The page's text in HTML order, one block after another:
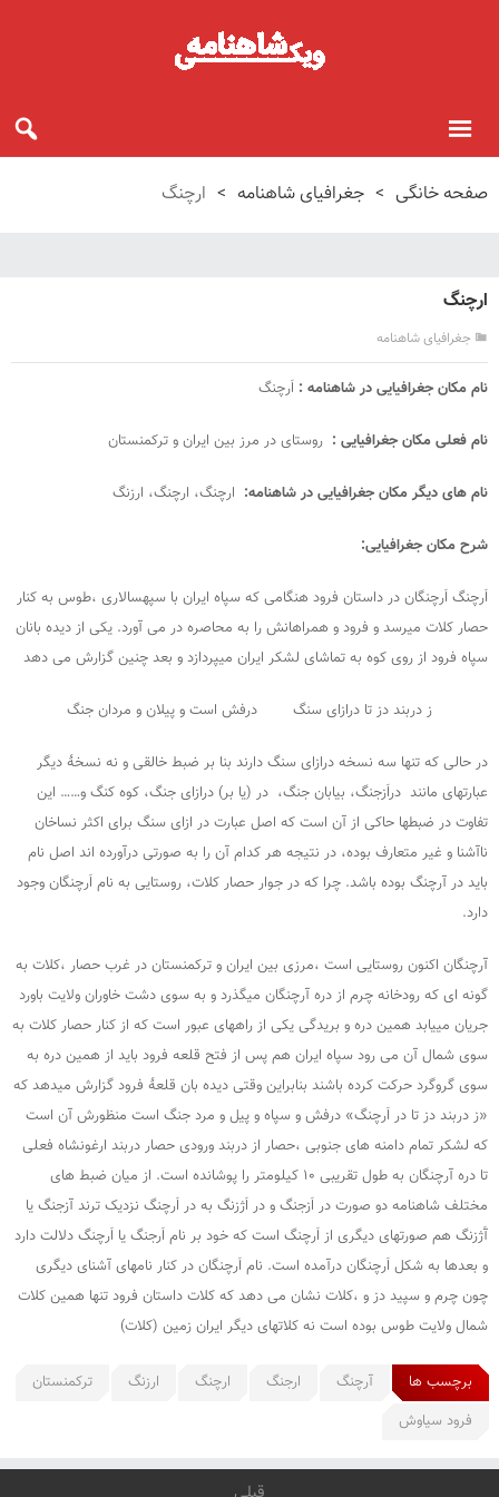
صفحه خانگی > جغرافیای شاهنامه > ارچنگ
ارچنگ
جغرافیای شاهنامه
نام مکان جغرافیایی در شاهنامه : اَرچنگ
نام فعلی مکان جغرافیایی : روستای در مرز بین ایران و ترکمنستان
نام های دیگر مکان جغرافیایی در شاهنامه: ارچنگ، ارچنگ، ارزنگ
شرح مکان جغرافیایی:
اَرچنگ اَرچنگان در داستان فرود هنگامی که سپاه ایران با سپهسالاری ،طوس به کنار
حصار کلات میرسد و فرود و همراهانش را به محاصره در می آورد. یکی از دیده بانان
سپاه فرود از روی کوه به تماشای لشکر ایران میپردازد و بعد چنین گزارش می دهد
ز دربند دز تا درازای سنگ درفش است و پیلان و مردان جنگ
در حالی که تنها سه نسخه درازای سنگ دارند بنا بر ضبط خالقی و نه نسخۀ دیگر
عبارتهای مانند دراَزجنگ، بیابان جنگ، در (یا بر) درازای جنگ، کوه کنگ و…… این
تفاوت در ضبطها حاکی از آن است که اصل عبارت در ازای سنگ برای اکثر نساخان
ناآشنا و غیر متعارف بوده، در نتیجه هر کدام آن را به صورتی درآورده اند اصل نام
باید در آرچنگ بوده باشد. چرا که در جوار حصار کلات، روستایی به نام اَرچنگان وجود
دارد.
آرچنگان اکنون روستایی است ،مرزی بین ایران و ترکمنستان در غرب حصار ،کلات به
گونه ای که رودخانه چرم از دره آرچنگان میگذرد و به سوی دشت خاوران ولایت باورد
جریان مییابد همین دره و بریدگی یکی از راههای عبور است که از کنار حصار کلات به
سوی شمال آن می رود سپاه ایران هم پس از فتح قلعه فرود باید از همین دره به
سوی گروگرد حرکت کرده باشند بنابراین وقتی دیده بان قلعۀ فرود گزارش میدهد که
«ز دربند دز تا در اَرچنگ» درفش و سپاه و پیل و مرد جنگ است منظورش آن است
که لشکر تمام دامنه های جنوبی ،حصار از دربند ورودی حصار دربند ارغونشاه فعلی
تا دره آرچنگان به طول تقریبی ۱۰ کیلومتر را پوشانده است. از میان ضبط های
مختلف شاهنامه دو صورت در اَزجنگ و در اَژزنگ به در اَرچنگ نزدیک ترند آزجنگ یا
آَژزنگ هم صورتهای دیگری از اَرچنگ است که خود بر نام اَرجنگ یا اَرچنگ دلالت دارد
و بعدها به شکل اَرچنگان درآمده است. نام اَرچنگان در کنار نامهای آشنای دیگری
چون چرم و سپید دز و ،کلات نشان می دهد که کلات داستان فرود تنها همین کلات
شمال ولایت طوس بوده است نه کلاتهای دیگر ایران زمین (کلات)
برچسب ها آرچنگ ارجنگ ارچنگ ارزنگ
ترکمنستان
فرود سیاوش